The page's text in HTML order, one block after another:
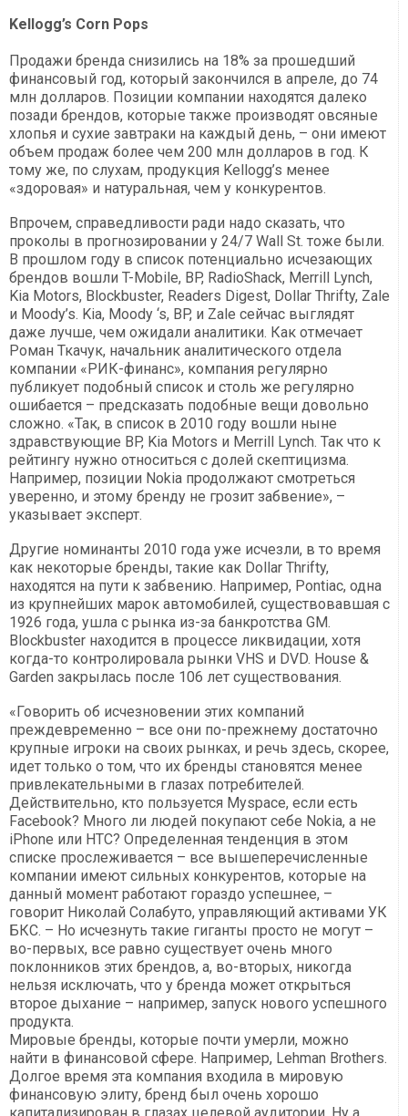
Kellogg’s Corn Pops
Продажи бренда снизились на 18% за прошедший
финансовый год, который закончился в апреле, до 74
млн долларов. Позиции компании находятся далеко
позади брендов, которые также производят овсяные
хлопья и сухие завтраки на каждый день, – они имеют
объем продаж более чем 200 млн долларов в год. К
тому же, по слухам, продукция Kellogg’s менее
«здоровая» и натуральная, чем у конкурентов.
Впрочем, справедливости ради надо сказать, что
проколы в прогнозировании у 24/7 Wall St. тоже были.
В прошлом году в список потенциально исчезающих
брендов вошли T-Mobile, BP, RadioShack, Merrill Lynch,
Kia Motors, Blockbuster, Readers Digest, Dollar Thrifty, Zale
и Moody’s. Kia, Moody ‘s, BP, и Zale сейчас выглядят
даже лучше, чем ожидали аналитики. Как отмечает
Роман Ткачук, начальник аналитического отдела
компании «РИК-финанс», компания регулярно
публикует подобный список и столь же регулярно
ошибается – предсказать подобные вещи довольно
сложно. «Так, в список в 2010 году вошли ныне
здравствующие BP, Kia Motors и Merrill Lynch. Так что к
рейтингу нужно относиться с долей скептицизма.
Например, позиции Nokia продолжают смотреться
уверенно, и этому бренду не грозит забвение», –
указывает эксперт.
Другие номинанты 2010 года уже исчезли, в то время
как некоторые бренды, такие как Dollar Thrifty,
находятся на пути к забвению. Например, Pontiac, одна
из крупнейших марок автомобилей, существовавшая с
1926 года, ушла с рынка из-за банкротства GM.
Blockbuster находится в процессе ликвидации, хотя
когда-то контролировала рынки VHS и DVD. House &
Garden закрылась после 106 лет существования.
«Говорить об исчезновении этих компаний
преждевременно – все они по-прежнему достаточно
крупные игроки на своих рынках, и речь здесь, скорее,
идет только о том, что их бренды становятся менее
привлекательными в глазах потребителей.
Действительно, кто пользуется Myspace, если есть
Facebook? Много ли людей покупают себе Nokia, а не
iPhone или HTC? Определенная тенденция в этом
списке прослеживается – все вышеперечисленные
компании имеют сильных конкурентов, которые на
данный момент работают гораздо успешнее, –
говорит Николай Солабуто, управляющий активами УК
БКС. – Но исчезнуть такие гиганты просто не могут –
во-первых, все равно существует очень много
поклонников этих брендов, а, во-вторых, никогда
нельзя исключать, что у бренда может открыться
второе дыхание – например, запуск нового успешного
продукта.
Мировые бренды, которые почти умерли, можно
найти в финансовой сфере. Например, Lehman Brothers.
Долгое время эта компания входила в мировую
финансовую элиту, бренд был очень хорошо